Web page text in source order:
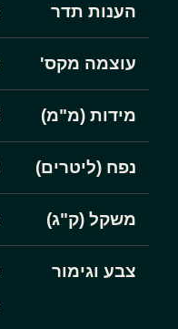
הענות תדר
עוצמה מקס'
מידות (מ"מ)
נפח (ליטרים)
משקל (ק"ג)
צבע וגימור